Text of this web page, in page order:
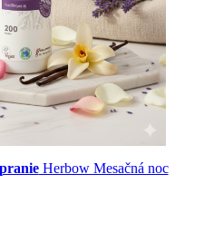
Herbow Mesačná noc